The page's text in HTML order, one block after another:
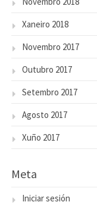
Xaneiro 2018
Novembro 2017
Outubro 2017
Setembro 2017
Agosto 2017
Xuño 2017
Meta
Iniciar sesión